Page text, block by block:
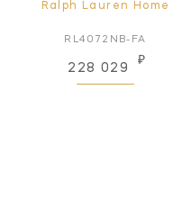
Ralph Lauren Home
RL4072NB-FA
228 029
₽